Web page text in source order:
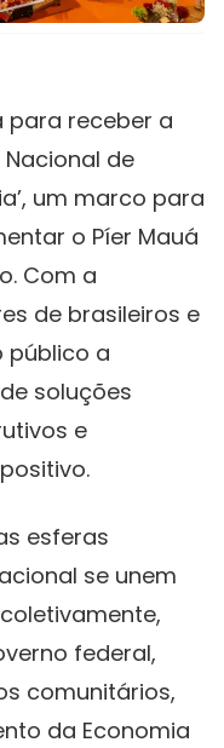
para receber a
Nacional de
um marco para
o Píer Mauá
Com a
de brasileiros e
público a
soluções
e
esferas
se unem
federal,
comunitários,
da Economia